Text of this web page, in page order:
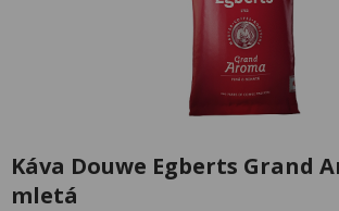
Káva Douwe Egberts Grand
mletá